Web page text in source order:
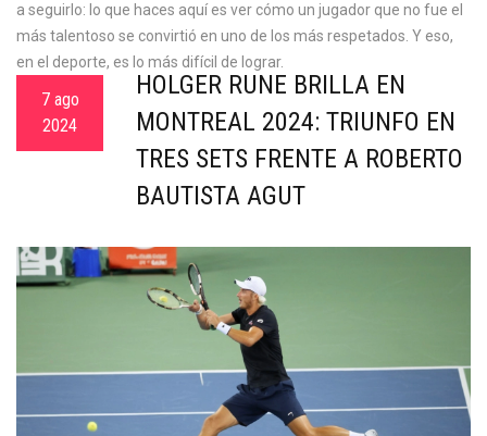
a seguirlo: lo que haces aquí es ver cómo un jugador que no fue el
más talentoso se convirtió en uno de los más respetados. Y eso,
en el deporte, es lo más difícil de lograr.
7 ago
2024
HOLGER RUNE BRILLA EN
MONTREAL 2024: TRIUNFO EN
TRES SETS FRENTE A ROBERTO
BAUTISTA AGUT